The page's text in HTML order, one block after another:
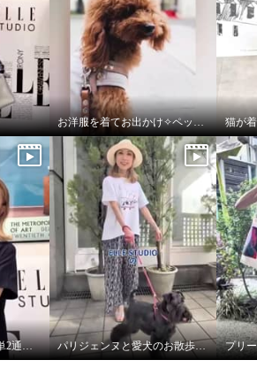
ＬＬＥ
ストグ
エル ステュディオ ＥＬＬＥ
オリジナル グラフィック プリ
ーツチュニック
ブラック Ｓ
¥0
お洋服を着てお出かけ✧ペットウェア✧ 猫が
スカーフの巻き方、簡単2通りです♪ パリジェンヌと愛犬のお散歩スタイル